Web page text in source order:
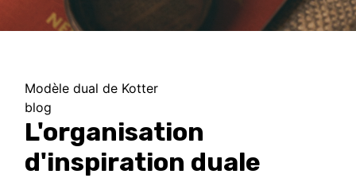
Modèle dual de Kotter
blog
L'organisation
d'inspiration duale